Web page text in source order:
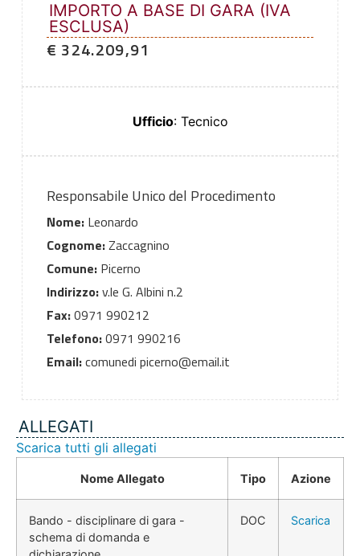
IMPORTO A BASE DI GARA (IVA
ESCLUSA)
€ 324.209,91
Ufficio: Tecnico
Responsabile Unico del Procedimento
Nome:Leonardo
Cognome:Zaccagnino
Comune:Picerno
Indirizzo:v.le G. Albini n.2
Fax:0971 990212
Telefono:0971 990216
Email:comunedi picerno@email.it
ALLEGATI
Scarica tutti gli allegati
Nome Allegato Tipo Azione
Bando - disciplinare di gara -
schema di domanda e
DOC Scarica